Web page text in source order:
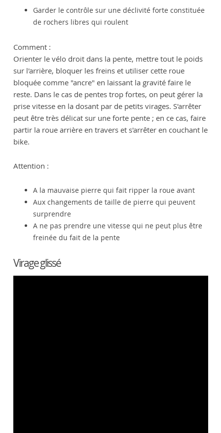
Garder le contrôle sur une déclivité forte constituée
de rochers libres qui roulent
Comment :
Orienter le vélo droit dans la pente, mettre tout le poids
sur l'arrière, bloquer les freins et utiliser cette roue
bloquée comme "ancre" en laissant la gravité faire le
reste. Dans le cas de pentes trop fortes, on peut gérer la
prise vitesse en la dosant par de petits virages. S'arrêter
peut être très délicat sur une forte pente ; en ce cas, faire
partir la roue arrière en travers et s'arrêter en couchant le
bike.
Attention :
A la mauvaise pierre qui fait ripper la roue avant
Aux changements de taille de pierre qui peuvent
surprendre
A ne pas prendre une vitesse qui ne peut plus être
freinée du fait de la pente
Virage glissé